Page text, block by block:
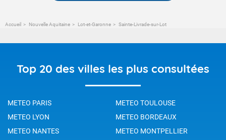
Accueil Nouvelle Aquitaine Lot-et-Garonne Sainte-Livrade-sur-Lot
Top 20 des villes les plus consultées
METEO PARIS
METEO TOULOUSE
METEO LYON
METEO BORDEAUX
METEO NANTES
METEO MONTPELLIER